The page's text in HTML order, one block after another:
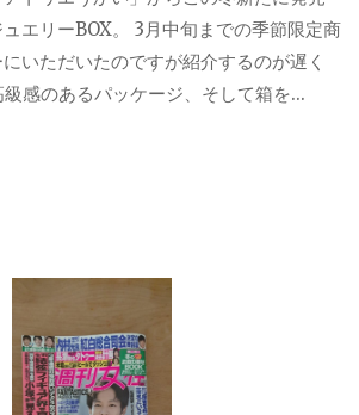
エリーBOX。 3月中旬までの季節限定商
いただいたのですが紹介するのが遅く
感のあるパッケージ、そして箱を...